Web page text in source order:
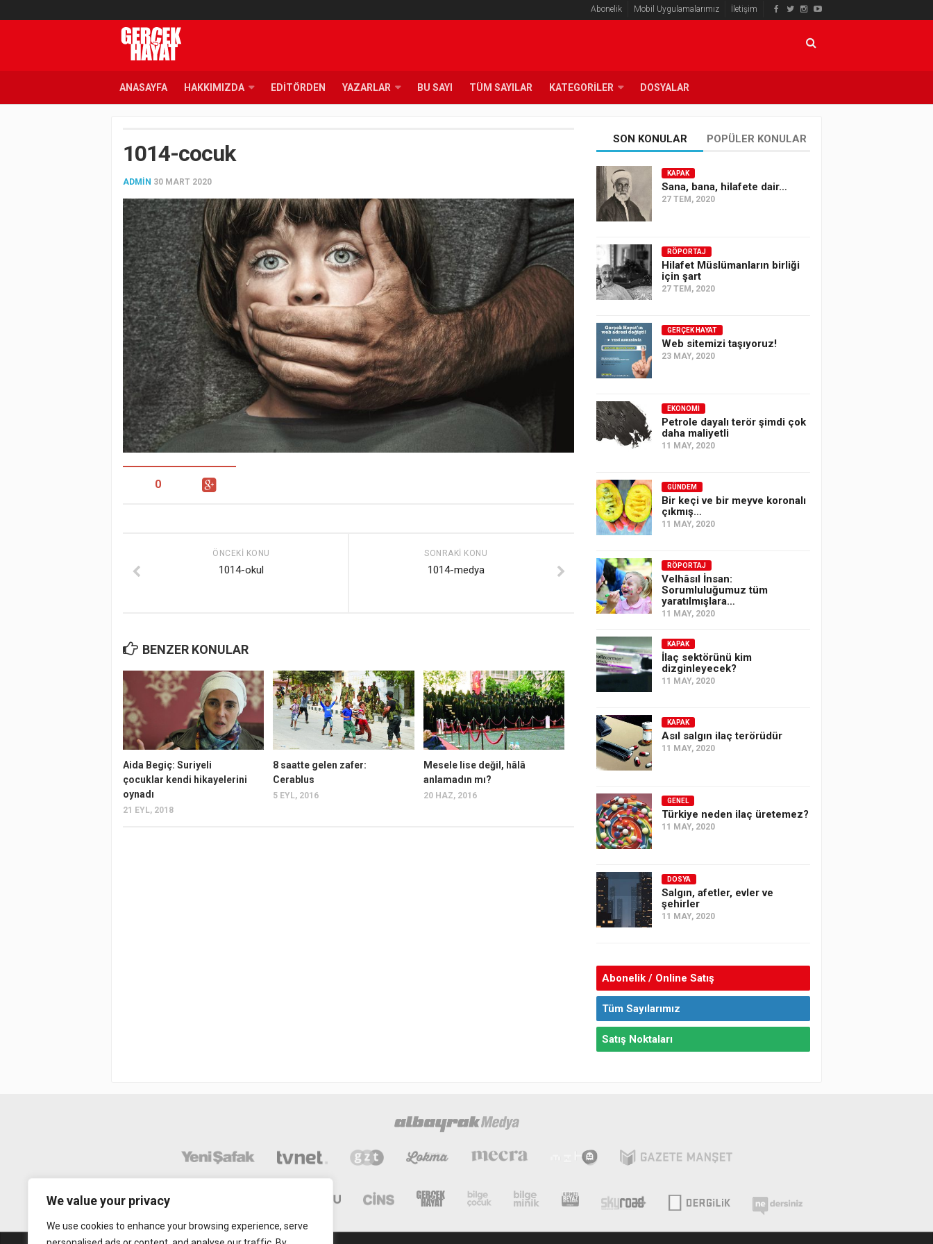
We value your privacy
We use cookies to enhance your browsing experience, serve
Abonelik Mobil Uygulamalarımız İletişim
ANASAYFA HAKKIMIZDA EDITÖRDEN YAZARLAR BU SAYI TÜM SAYILAR KATEGORILER DOSYALAR
1014-cocuk
ADMIN 30 MART 2020
0
SONRAKI KONU
1014-medya
ÖNCEKI KONU
1014-okul
BENZER KONULAR
Aida Begiç: Suriyeli
çocuklar kendi hikayelerini
oynadı
21 EYL, 2018
8 saatte gelen zafer:
Cerablus
5 EYL, 2016
Mesele lise değil, hâlâ
anlamadın mı?
20 HAZ, 2016
SON KONULAR POPÜLER KONULAR
KAPAK
Sana, bana, hilafete dair…
27 TEM, 2020
RÖPORTAJ
Hilafet Müslümanların birliği
için şart
27 TEM, 2020
GERÇEK HAYAT
Web sitemizi taşıyoruz!
23 MAY, 2020
EKONOMI
Petrole dayalı terör şimdi çok
daha maliyetli
11 MAY, 2020
GÜNDEM
Bir keçi ve bir meyve koronalı
çıkmış…
11 MAY, 2020
RÖPORTAJ
Velhâsıl İnsan:
Sorumluluğumuz tüm
yaratılmışlara…
11 MAY, 2020
KAPAK
İlaç sektörünü kim
dizginleyecek?
11 MAY, 2020
KAPAK
Asıl salgın ilaç terörüdür
11 MAY, 2020
GENEL
Türkiye neden ilaç üretemez?
11 MAY, 2020
DOSYA
Salgın, afetler, evler ve
şehirler
11 MAY, 2020
Abonelik / Online Satış
Tüm Sayılarımız
Satış Noktaları